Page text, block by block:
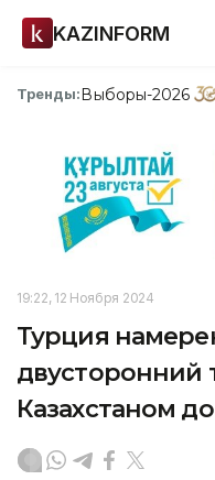
KAZINFORM
Тренды:Выборы-2026
19:22, 12 Ноября 2024
Турция
двусторонний
Казахстаном